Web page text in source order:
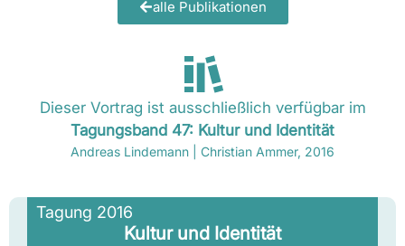
alle Publikationen
Dieser Vortrag ist ausschließlich verfügbar im
Tagungsband 47: Kultur und Identität
Andreas Lindemann | Christian Ammer, 2016
Tagung 2016
Kultur und Identität